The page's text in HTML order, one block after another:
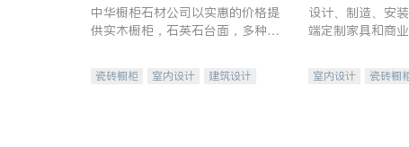
中华橱柜石材公司以实惠的价格提
供实木橱柜，石英石台面，多种优
机。品质厨房，家的选择。
瓷砖橱柜 室内设计
建筑设计
设计、制造、安
端定制家具和商
室内设计 瓷砖橱